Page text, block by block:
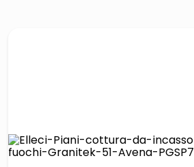
pattumiera raccolta differenziata